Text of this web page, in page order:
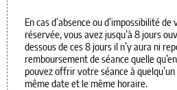
En cas d’absence ou d’impossibilité
réservée, vous avez jusqu’à 8 jours
dessous de ces 8 jours il n’y aura ni
remboursement de séance quelle
pouvez offrir votre séance à
même date et le même horaire.